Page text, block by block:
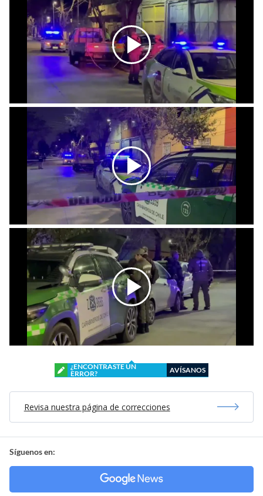
¿ENCONTRASTE UN
ERROR?
AVÍSANOS
Revisa nuestra página de correcciones
Síguenos en: